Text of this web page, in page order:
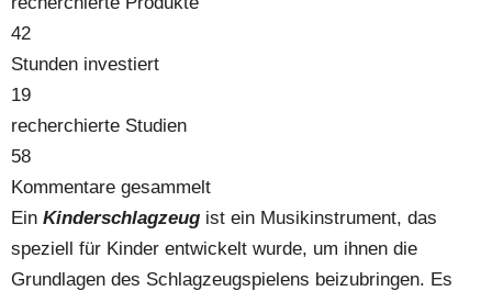
42
Stunden investiert
19
recherchierte Studien
58
Kommentare gesammelt
Ein Kinderschlagzeug ist ein Musikinstrument, das
speziell für Kinder entwickelt wurde, um ihnen die
Grundlagen des Schlagzeugspielens beizubringen. Es